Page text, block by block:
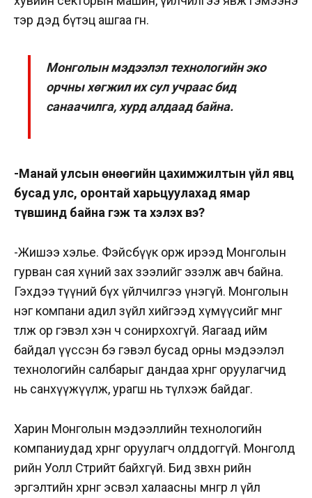
тэр дэд бүтэц ашгаа өгнө.
Монголын мэдээлэл технологийн эко
орчны хөгжил их сул учраас бид
санаачилга, хурд алдаад байна.
-Манай улсын өнөөгийн цахимжилтын үйл явц
бусад улс, оронтай харьцуулахад ямар
түвшинд байна гэж та хэлэх вэ?
-Жишээ хэлье. Фэйсбүүк орж ирээд Монголын
гурван сая хүний зах зээлийг эзэлж авч байна.
Гэхдээ түүний бүх үйлчилгээ үнэгүй. Монголын
нэг компани адил зүйл хийгээд хүмүүсийг мөнгө
төлж ор гэвэл хэн ч сонирхохгүй. Яагаад ийм
байдал үүссэн бэ гэвэл бусад орны мэдээлэл
технологийн салбарыг дандаа хөрөнгө оруулагчид
нь санхүүжүүлж, урагш нь түлхэж байдаг.
Харин Монголын мэдээллийн технологийн
компаниудад хөрөнгө оруулагч олддоггүй. Монголд
өөрийн Уолл Стрийт байхгүй. Бид зөвхөн өөрийн
эргэлтийн хөрөнгө эсвэл халаасны мөнгөөрөө л үйл